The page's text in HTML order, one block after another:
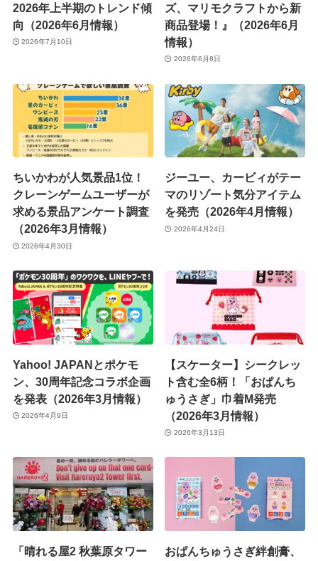
2026年上半期のトレンド傾
向（2026年6月情報）
2026年7月10日
ズ、マリモクラフトから新
商品登場！』（2026年6月
情報）
2026年6月8日
ちいかわが人気景品1位！
クレーンゲームユーザーが
求める景品アンケート調査
（2026年3月情報）
2026年4月30日
ジーユー、カービィがテー
マのリゾート気分アイテム
を発売（2026年4月情報）
2026年4月24日
Yahoo! JAPANとポケモ
ン、30周年記念コラボ企画
を発表（2026年3月情報）
2026年4月9日
【スケーター】シークレッ
ト含む全6柄！「おぱんち
ゅうさぎ」巾着M発売
（2026年3月情報）
2026年3月13日
「晴れる屋2 秋葉原タワー
おぱんちゅうさぎ絆創膏、